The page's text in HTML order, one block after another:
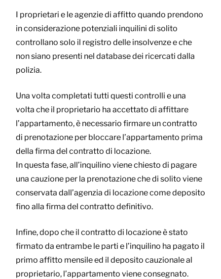
I proprietari e le agenzie di affitto quando prendono
in considerazione potenziali inquilini di solito
controllano solo il registro delle insolvenze e che
non siano presenti nel database dei ricercati dalla
polizia.
Una volta completati tutti questi controlli e una
volta che il proprietario ha accettato di affittare
l’appartamento, è necessario firmare un contratto
di prenotazione per bloccare l’appartamento prima
della firma del contratto di locazione.
In questa fase, all’inquilino viene chiesto di pagare
una cauzione per la prenotazione che di solito viene
conservata dall’agenzia di locazione come deposito
fino alla firma del contratto definitivo.
Infine, dopo che il contratto di locazione è stato
firmato da entrambe le parti e l’inquilino ha pagato il
primo affitto mensile ed il deposito cauzionale al
proprietario, l’appartamento viene consegnato.